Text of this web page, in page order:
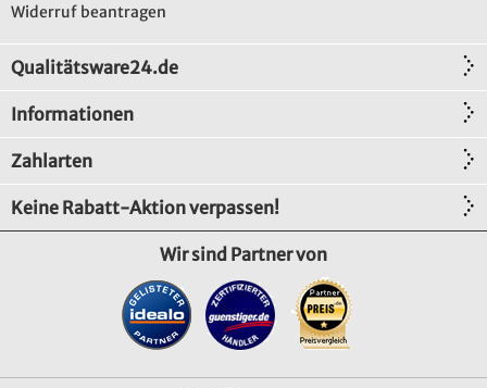
Widerruf beantragen
Qualitätsware24.de
Informationen
Zahlarten
Keine Rabatt-Aktion verpassen!
Wir sind Partner von